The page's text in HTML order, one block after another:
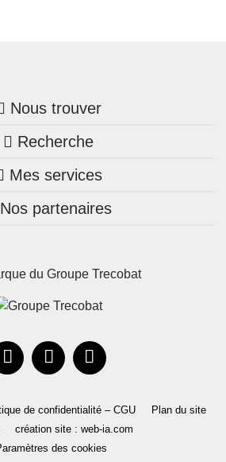
Nous trouver
Trouver une agence
Bretagne
Pays de la Loire
Occitanie
Recherche
Nos annonces
Maison + terrain
Mes services
compte Trecobois
un proche!
Nos partenaires
du Groupe Trecobat
de confidentialité – CGU
Plan du site
création site : web-ia.com
des cookies